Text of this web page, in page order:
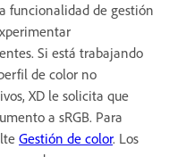
funcionalidad de gestión
Si está trabajando
de color no
XD le solicita que
a sRGB. Para
Gestión de color. Los